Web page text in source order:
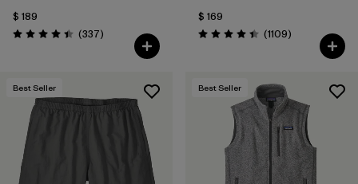
$ 189
Valoración: 4.4 / 5
(337Comentarios
)
$ 169
Valoración: 4.4 / 5
(1109Comentarios
)
Best Seller Best Seller